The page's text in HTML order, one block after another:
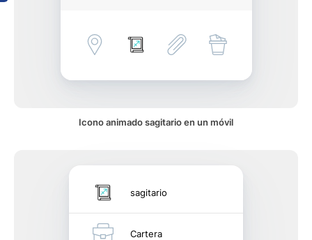
Icono animado sagitario en un móvil
sagitario
Cartera